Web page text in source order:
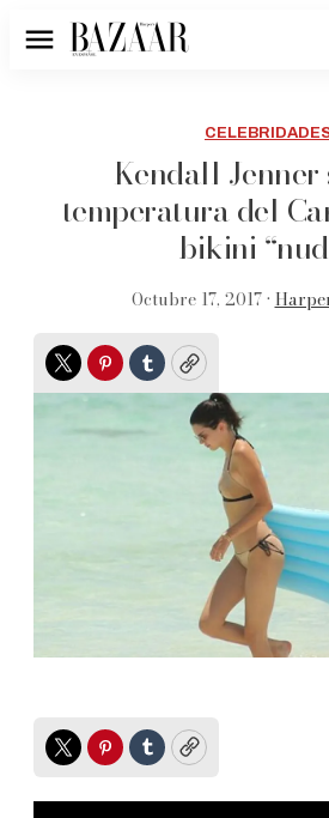
Menú
Kendall Jenner
temperatura del
bikini
Octubre 17, 2017 •
TwitterPinterest
TumblrCopy
TwitterPinterest
TumblrCopy